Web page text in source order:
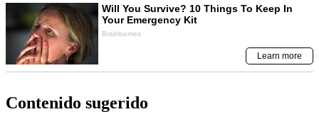
Contenido sugerido